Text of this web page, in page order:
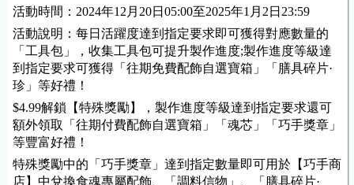
活動時間：2024年12月20日05:00至2025年1月2日23:59
活動說明：每日活躍度達到指定要求即可獲得對應數量的
「工具包」，收集工具包可提升製作進度;製作進度等級達
到指定要求可獲得「往期免費配飾自選寶箱」「膳具碎片·
珍」等好禮！
$4.99解鎖【特殊獎勵】，製作進度等級達到指定要求還可
額外領取「往期付費配飾自選寶箱」「魂芯」「巧手獎章」
等豐富好禮！
特殊獎勵中的「巧手獎章」達到指定數量即可用於【巧手商
店】中兌換食魂專屬配飾、「調料信物」、「膳具碎片·